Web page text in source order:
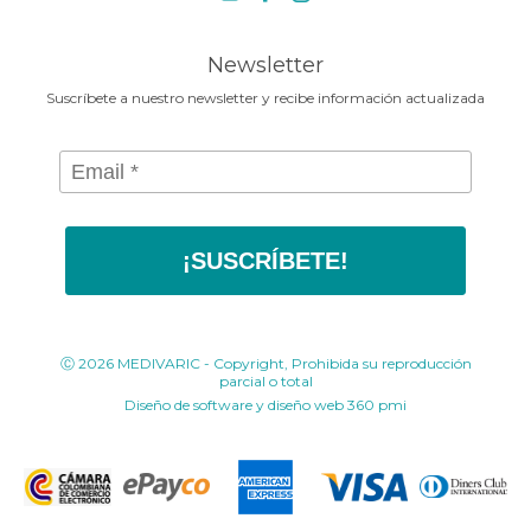
Newsletter
Suscríbete a nuestro newsletter y recibe información actualizada
¡SUSCRÍBETE!
Ⓒ 2026 MEDIVARIC - Copyright, Prohibida su reproducción
parcial o total
Diseño de software y diseño web 360 pmi